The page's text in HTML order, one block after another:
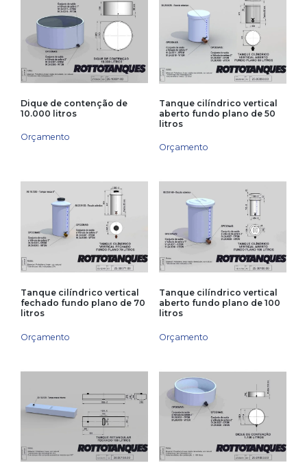
Dique de contenção de
10.000 litros
Orçamento
Tanque cilíndrico vertical
aberto fundo plano de 50
litros
Orçamento
Tanque cilíndrico vertical
fechado fundo plano de 70
litros
Orçamento
Tanque cilíndrico vertical
aberto fundo plano de 100
litros
Orçamento